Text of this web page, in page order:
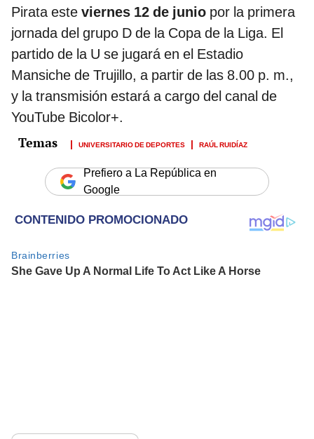
Pirata este viernes 12 de junio por la primera
jornada del grupo D de la Copa de la Liga. El
partido de la U se jugará en el Estadio
Mansiche de Trujillo, a partir de las 8.00 p. m.,
y la transmisión estará a cargo del canal de
YouTube Bicolor+.
UNIVERSITARIO DE DEPORTES RAÚL RUIDÍAZ
Prefiero a La República en
Google